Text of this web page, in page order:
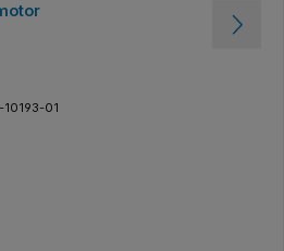
10193-01